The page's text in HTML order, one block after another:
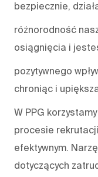
bezpiecznie,
różnorodność
osiągnięcia i
pozytywnego
chroniąc i
W PPG
procesie
efektywnym.
dotyczących